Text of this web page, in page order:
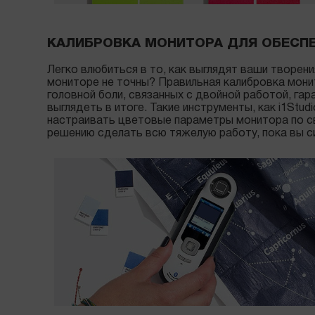
КАЛИБРОВКА МОНИТОРА ДЛЯ
Легко влюбиться в то, как выглядят ваши
мониторе не точны? Правильная калибровка
головной боли, связанных с двойной работой,
выглядеть в итоге. Такие инструменты, как
настраивать цветовые параметры монитора по
решению сделать всю тяжелую работу, пока вы